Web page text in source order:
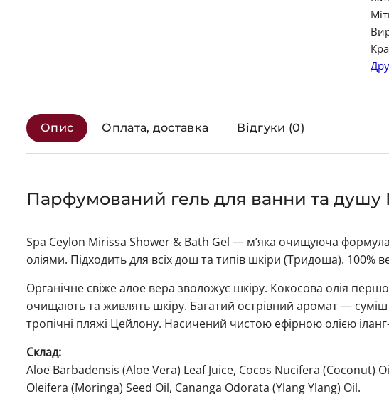
Опис Оплата, доставка Відгуки (0)
Парфумований гель для ванни та душу
Spa Ceylon Mirissa Shower & Bath Gel — м’яка очищуюча
оліями. Підходить для всіх дош та типів шкіри (Тридоша). 100%
Органічне свіже алое вера зволожує шкіру. Кокосова олія
очищають та живлять шкіру. Багатий острівний аромат —
тропічні пляжі Цейлону. Насичений чистою ефірною олією
Склад:
Aloe Barbadensis (Aloe Vera) Leaf Juice, Cocos Nucifera (Coconut)
Oleifera (Moringa) Seed Oil, Cananga Odorata (Ylang Ylang) Oil.